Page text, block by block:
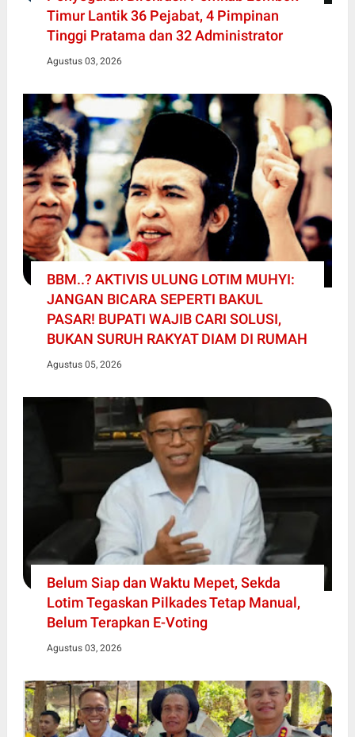
Timur Lantik 36 Pejabat, 4 Pimpinan
Tinggi Pratama dan 32 Administrator
Agustus 03, 2026
BBM..? AKTIVIS ULUNG LOTIM MUHYI:
JANGAN BICARA SEPERTI BAKUL
PASAR! BUPATI WAJIB CARI SOLUSI,
BUKAN SURUH RAKYAT DIAM DI RUMAH
Agustus 05, 2026
Belum Siap dan Waktu Mepet, Sekda
Lotim Tegaskan Pilkades Tetap Manual,
Belum Terapkan E-Voting
Agustus 03, 2026